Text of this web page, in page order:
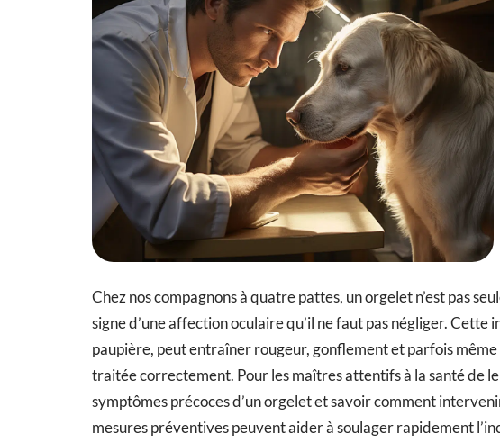
Chez nos compagnons à quatre pattes, un orgelet n’est pas
signe d’une affection oculaire qu’il ne faut pas négliger.
paupière, peut entraîner rougeur, gonflement et parfois même
traitée correctement. Pour les maîtres attentifs à la santé de
symptômes précoces d’un orgelet et savoir comment
mesures préventives peuvent aider à soulager rapidement